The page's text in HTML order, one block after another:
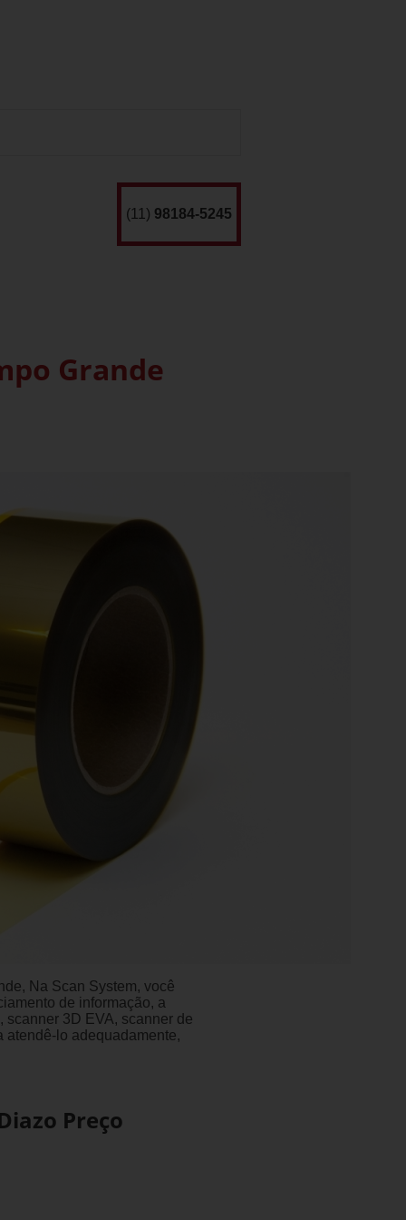
(11) 98184-5245
Grande
Na Scan System, você
de informação, a
scanner 3D EVA, scanner de
atendê-lo adequadamente,
Preço